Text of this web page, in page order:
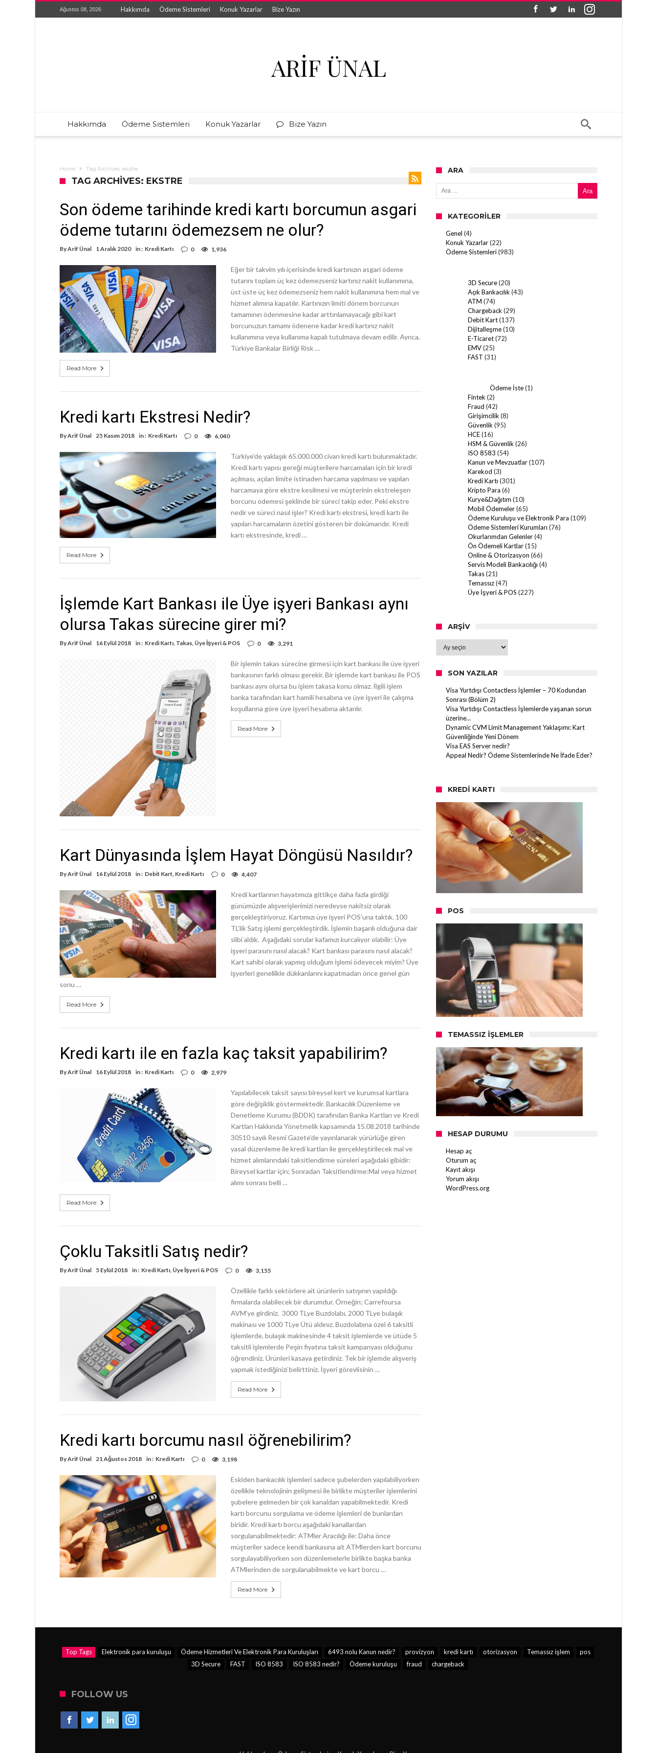
Ağustos 08, 2026 Hakkımda Ödeme Sistemleri Konuk Yazarlar Bize Yazın
ARIF ÜNAL
Hakkımda Ödeme Sistemleri Konuk Yazarlar Bize Yazın
Home Tag Archives: ekstre
TAG ARCHIVES: EKSTRE
Son ödeme tarihinde kredi kartı borcumun asgari
ödeme tutarını ödemezsem ne olur?
ByArif Ünal 1 Aralık 2020 in : Kredi Kartı 0 1,936
Eğer bir takvim yılı içerisinde kredi kartınızın asgari ödeme
tutarını toplam üç kez ödemezseniz kartınız nakit kullanımına,
üst üste üç kez ödemezseniz hem nakit kullanımına hem mal ve
hizmet alımına kapatılır. Kartınızın limiti dönem borcunun
tamamının ödenmesine kadar arttırılamayacağı gibi kart
borcunuzun tamamı ödenene kadar kredi kartınız nakit
kullanımına veya kullanıma kapalı tutulmaya devam edilir. Ayrıca,
Türkiye Bankalar Birliği Risk …
Read More
Kredi kartı Ekstresi Nedir?
ByArif Ünal 25 Kasım 2018 in : Kredi Kartı 0 6,040
Türkiye’de yaklaşık 65.000.000 civarı kredi kartı bulunmaktadır.
Kredi kartı yapısı gereği müşterilere harcamaları için bir kredi
açılması, açılan limite istinaden harcama yapılması ve yapılan
harcamaya göre ekstre kesilmesi ve müşterinin ekstreleşen
borcunu ödemesi şeklinde bir süreci takip eder. Peki ekstre
nedir ve süreci nasıl işler? Kredi kartı ekstresi, kredi kartı ile
yapılan harcamaların özetini gösteren bir dokümandır. Kredi
kartı ekstresinde, kredi …
Read More
İşlemde Kart Bankası ile Üye işyeri Bankası aynı
olursa Takas sürecine girer mi?
ByArif Ünal 16 Eylül 2018 in : Kredi Kartı, Takas, Üye İşyeri & POS 0 3,291
Bir işlemin takas sürecine girmesi için kart bankası ile üye işyeri
bankasının farklı olması gerekir. Bir işlemde kart bankası ile POS
bankası aynı olursa bu işlem takasa konu olmaz. İlgili işlem
banka tarafından kart hamili hesabına ve üye işyeri ile çalışma
koşullarına göre üye işyeri hesabına aktarılır.
Read More
Kart Dünyasında İşlem Hayat Döngüsü Nasıldır?
ByArif Ünal 16 Eylül 2018 in : Debit Kart, Kredi Kartı 0 4,407
Kredi kartlarının hayatımıza gittikçe daha fazla girdiği
günümüzde alışverişlerimizi neredeyse nakitsiz olarak
gerçekleştiriyoruz. Kartımızı üye işyeri POS’una taktık. 100
TL’lik Satış işlemi gerçekleştirdik. İşlemin başarılı olduğuna dair
slibi aldık. Aşağıdaki sorular kafamızı kurcalıyor olabilir: Üye
işyeri parasını nasıl alacak? Kart bankası parasını nasıl alacak?
Kart sahibi olarak yapmış olduğum işlemi ödeyecek miyim? Üye
işyerleri genellikle dükkanlarını kapatmadan önce genel gün
sonu …
Read More
Kredi kartı ile en fazla kaç taksit yapabilirim?
ByArif Ünal 16 Eylül 2018 in : Kredi Kartı 0 2,979
Yapılabilecek taksit sayısı bireysel kert ve kurumsal kartlara
göre değişiklik göstermektedir. Bankacılık Düzenleme ve
Denetleme Kurumu (BDDK) tarafından Banka Kartları ve Kredi
Kartları Hakkında Yönetmelik kapsamında 15.08.2018 tarihinde
30510 sayılı Resmi Gazete’de yayınlanarak yürürlüğe giren
yasal düzenleme ile kredi kartları ile gerçekleştirilecek mal ve
hizmet alımlarındaki taksitlendirme süreleri aşağıdaki gibidir:
Bireysel kartlar için; Sonradan Taksitlendirme:Mal veya hizmet
alımı sonrası belli …
Read More
Çoklu Taksitli Satış nedir?
ByArif Ünal 5 Eylül 2018 in : Kredi Kartı, Üye İşyeri & POS 0 3,155
Özellikle farklı sektörlere ait ürünlerin satışının yapıldığı
firmalarda olabilecek bir durumdur. Örneğin; Carrefoursa
AVM’ye girdiniz. 3000 TLye Buzdolabı, 2000 TLye bulaşık
makinası ve 1000 TLye Ütü aldınız. Buzdolabına özel 6 taksitli
işlemlerde, bulaşık makinesinde 4 taksit işlemlerde ve ütüde 5
taksitli işlemlerde Peşin fiyatına taksit kampanyası olduğunu
öğrendiniz. Ürünleri kasaya getirdiniz. Tek bir işlemde alışveriş
yapmak istediğinizi belirttiniz. İşyeri görevlisinin …
Read More
Kredi kartı borcumu nasıl öğrenebilirim?
ByArif Ünal 21 Ağustos 2018 in : Kredi Kartı 0 3,198
Eskiden bankacılık işlemleri sadece şubelerden yapılabiliyorken
özellikle teknolojinin gelişmesi ile birlikte müşteriler işlemlerini
şubelere gelmeden bir çok kanaldan yapabilmektedir. Kredi
kartı borcunu sorgulama ve ödeme işlemleri de bunlardan
biridir. Kredi kartı borcu aşağıdaki kanallardan
sorgulanabilmektedir: ATMler Aracılığı ile: Daha önce
müşteriler sadece kendi bankasına ait ATMlerden kart borcunu
sorgulayabiliyorken son düzenlemelerle birlikte başka banka
ATMlerinden de sorgulanabilmekte ve kart borcu …
Read More
ARA
Arama:
KATEGORILER
Genel (4)
Konuk Yazarlar(22)
Ödeme Sistemleri(983)
3D Secure(20)
Açık Bankacılık (43)
ATM (74)
Chargeback (29)
Debit Kart(137)
Dijitalleşme(10)
E-Ticaret(72)
EMV(25)
FAST (31)
Ödeme İste(1)
Fintek (2)
Fraud (42)
Girişimcilik (8)
Güvenlik (95)
HCE(16)
HSM & Güvenlik (26)
ISO 8583 (54)
Kanun ve Mevzuatlar(107)
Karekod (3)
Kredi Kartı (301)
Kripto Para (6)
Kurye&Dağıtım (10)
Mobil Ödemeler(65)
Ödeme Kuruluşu ve Elektronik Para (109)
Ödeme Sistemleri Kurumları (76)
Okurlarımdan Gelenler(4)
Ön Ödemeli Kartlar(15)
Online & Otorizasyon (66)
Servis Modeli Bankacılığı (4)
Takas(21)
Temassız(47)
Üye İşyeri & POS (227)
ARŞIV
SON YAZILAR
Visa Yurtdışı Contactless İşlemler – 70 Kodundan
Sonrası (Bölüm 2)
Visa Yurtdışı Contactless İşlemlerde yaşanan sorun
üzerine…
Dynamic CVM Limit Management Yaklaşımı: Kart
Güvenliğinde Yeni Dönem
Visa EAS Server nedir?
Appeal Nedir? Ödeme Sistemlerinde Ne İfade Eder?
KREDI KARTI
POS
TEMASSIZ İŞLEMLER
HESAP DURUMU
Hesap aç
Oturum aç
Kayıt akışı
Yorum akışı
WordPress.org
Top Tags Elektronik para kuruluşu Ödeme Hizmetleri Ve Elektronik Para Kuruluşları 6493 nolu Kanun nedir? provizyon kredi kartı otorizasyon Temassız işlem
pos
3D Secure
FAST ISO 8583 ISO 8583 nedir? Ödeme kuruluşu fraud chargeback
FOLLOW US